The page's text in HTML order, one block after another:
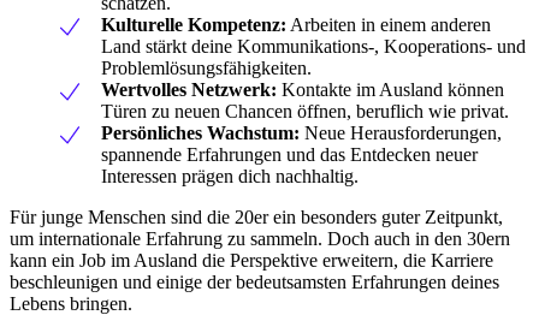
Kulturelle Kompetenz: Arbeiten in einem anderen
Land stärkt deine Kommunikations-, Kooperations- und
Problemlösungsfähigkeiten.
Wertvolles Netzwerk: Kontakte im Ausland können
Türen zu neuen Chancen öffnen, beruflich wie privat.
Persönliches Wachstum: Neue Herausforderungen,
spannende Erfahrungen und das Entdecken neuer
Interessen prägen dich nachhaltig.
Für junge Menschen sind die 20er ein besonders guter Zeitpunkt,
um internationale Erfahrung zu sammeln. Doch auch in den 30ern
kann ein Job im Ausland die Perspektive erweitern, die Karriere
beschleunigen und einige der bedeutsamsten Erfahrungen deines
Lebens bringen.